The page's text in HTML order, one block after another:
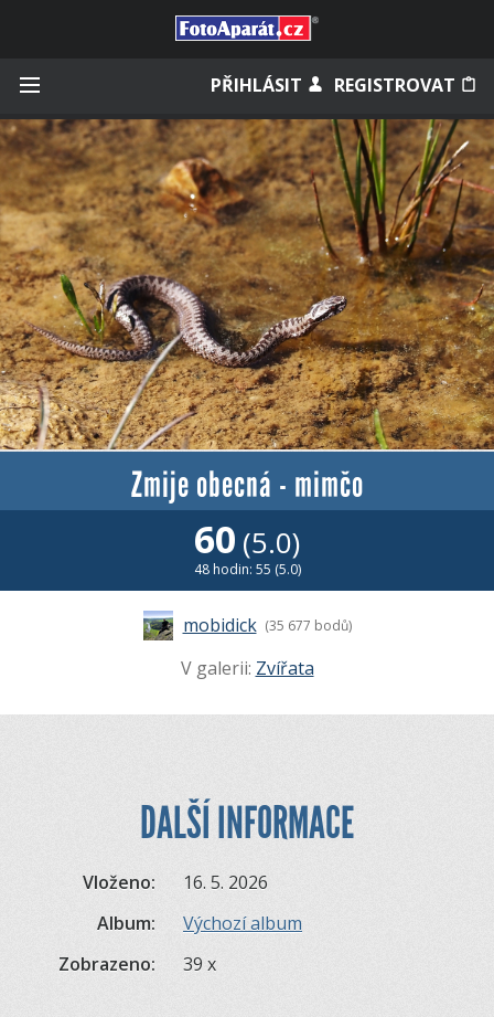
PŘIHLÁSIT REGISTROVAT
Zapamatovat
Zapomněli jste heslo?
Měli jste účet na starém webu?
Zmije obecná - mimčo
60 (5.0)
48 hodin: 55 (5.0)
mobidick (35 677 bodů)
V galerii: Zvířata
DALŠÍ INFORMACE
Vloženo:
16. 5. 2026
Album:
Výchozí album
Zobrazeno:
39 x